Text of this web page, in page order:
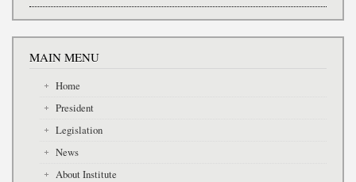
MAIN MENU
Home
President
Legislation
News
About Institute